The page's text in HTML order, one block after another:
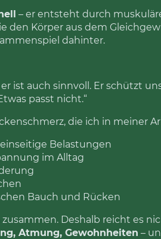
– er entsteht durch
den Körper aus dem
dahinter.
ist auch sinnvoll. Er schützt
passt nicht.“
die ich in meiner
Belastungen
im Alltag
Bauch und Rücken
Deshalb reicht es
Atmung, Gewohnheiten –